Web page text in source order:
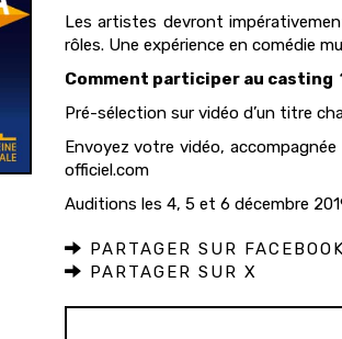
Les artistes devront
rôles. Une expérience en comédie
Comment participer au casting
Pré-sélection sur vidéo d’un titre
Envoyez votre vidéo,
officiel.com
Auditions les 4, 5 et 6 décembre
PARTAGER SUR FACEBOOK
PARTAGER SUR X